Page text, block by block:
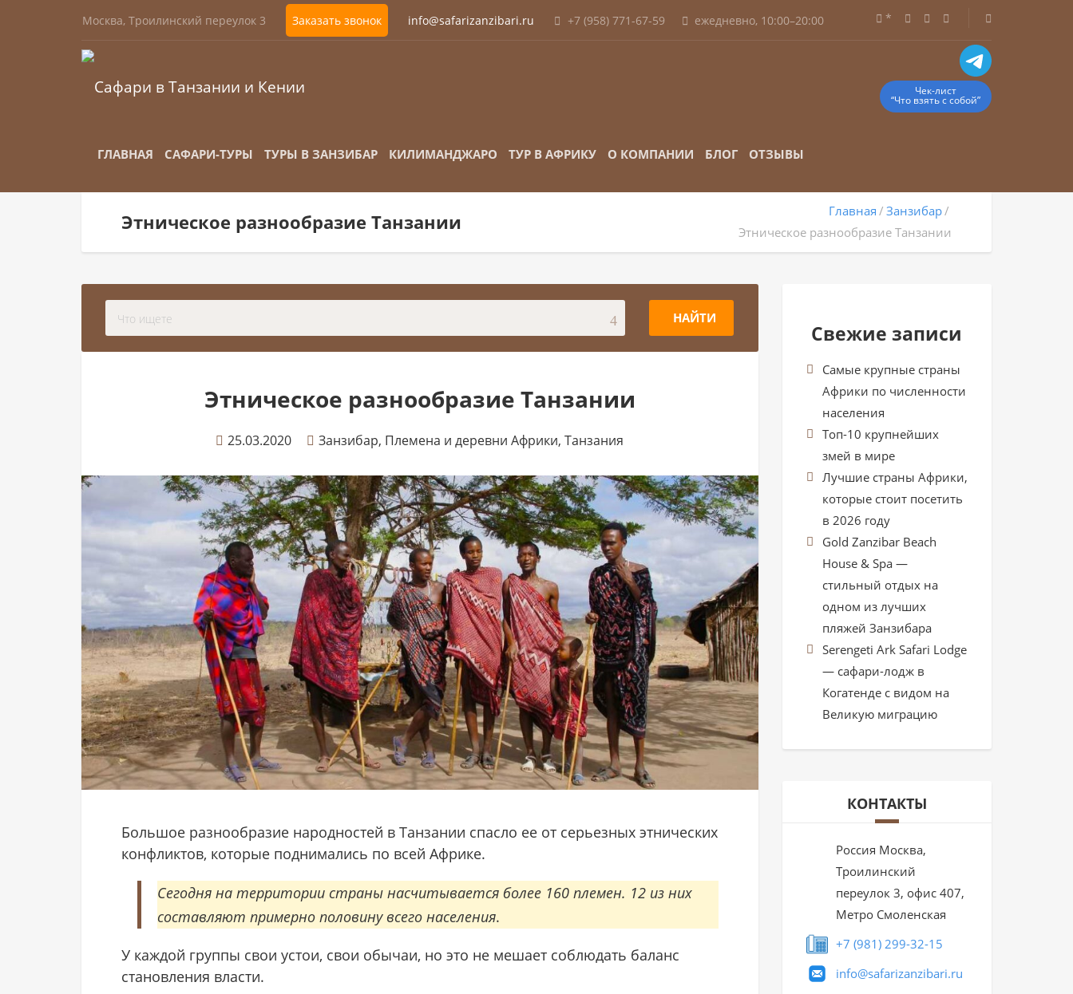
Москва, Троилинский переулок 3 Заказать звонок info@safarizanzibari.ru +7 (958) 771-67-59 ежедневно, 10:00–20:00 *
Чек-лист
“Что взять с собой”
ГЛАВНАЯ САФАРИ-ТУРЫ ТУРЫ В ЗАНЗИБАР КИЛИМАНДЖАРО ТУР В АФРИКУ О КОМПАНИИ БЛОГ ОТЗЫВЫ
Этническое разнообразие Танзании Главная
Занзибар
Этническое разнообразие Танзании
НАЙТИ
Этническое разнообразие Танзании
25.03.2020 Занзибар, Племена и деревни Африки,Танзания
Большое разнообразие народностей в Танзании спасло ее от серьезных этнических
конфликтов, которые поднимались по всей Африке.
Сегодня на территории страны насчитывается более 160 племен. 12 из них
составляют примерно половину всего населения.
У каждой группы свои устои, свои обычаи, но это не мешает соблюдать баланс
становления власти.
Свежие записи
Самые крупные страны
Африки по численности
населения
Топ-10 крупнейших
змей в мире
Лучшие страны Африки,
которые стоит посетить
в 2026 году
Gold Zanzibar Beach
House & Spa —
стильный отдых на
одном из лучших
пляжей Занзибара
Serengeti Ark Safari Lodge
— сафари-лодж в
Когатенде с видом на
Великую миграцию
КОНТАКТЫ
Россия Москва,
Троилинский
переулок 3, офис 407,
Метро Смоленская
+7 (981) 299-32-15
info@safarizanzibari.ru